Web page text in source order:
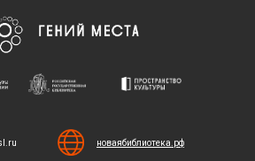
новаябиблиотека.рф